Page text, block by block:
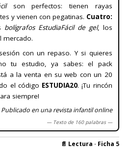
son perfectos: tienen rayas
y vienen con pegatinas. Cuatro:
bolígrafos EstudiaFácil de gel, los
mercado.
con un repaso. Y si quieres
tu estudio, ya sabes: el pack
a la venta en su web con un 20
el código ESTUDIA20. ¡Tu rincón
siempre!
en una revista infantil online
— Texto de 160 palabras —
📄 Lectura · Ficha 5